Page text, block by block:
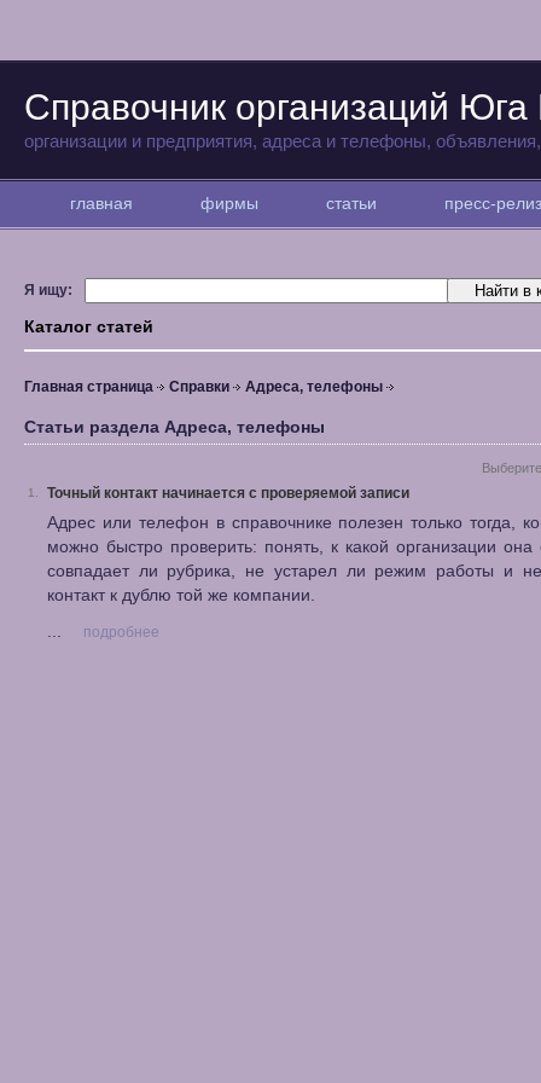
Справочник организаций Юга
организации и предприятия, адреса и телефоны,
главная фирмы статьи пресс-
Я ищу:
Каталог статей
Главная страница Справки Адреса, телефоны
Статьи раздела Адреса, телефоны
1. Точный контакт начинается с проверяемой записи
Адрес или телефон в справочнике полезен только тогда,
можно быстро проверить: понять, к какой организации она
совпадает ли рубрика, не устарел ли режим работы и
контакт к дублю той же компании.
...
подробнее